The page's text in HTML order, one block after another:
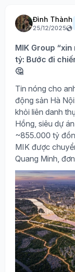
Đình Thành
25/12/2025
MIK Group
tỷ: Bước đi
🤔
Tin nóng cho
động sản Hà
khỏi liên danh
Hồng, siêu dự
~855.000 tỷ
MIK được
Quang Minh,